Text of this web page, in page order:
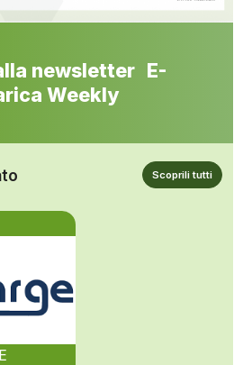
newsletter E-
Weekly
Scoprili tutti